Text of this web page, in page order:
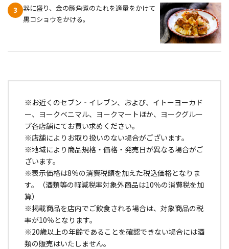
3
器に盛り、金の豚角煮のたれを適量をかけて
黒コショウをかける。
※お近くのセブン‐イレブン、および、イトーヨーカド
ー、ヨークベニマル、ヨークマートほか、ヨークグルー
プ各店舗にてお買い求めください。
※店舗によりお取り扱いのない場合がございます。
※地域により商品規格・価格・発売日が異なる場合がご
ざいます。
※表示価格は8％の消費税額を加えた税込価格となりま
す。（酒類等の軽減税率対象外商品は10％の消費税を加
算）
※掲載商品を店内でご飲食される場合は、対象商品の税
率が10％となります。
※20歳以上の年齢であることを確認できない場合には酒
類の販売はいたしません。